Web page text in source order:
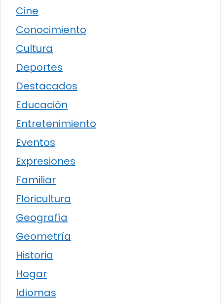
Cine
Conocimiento
Cultura
Deportes
Destacados
Educación
Entretenimiento
Eventos
Expresiones
Familiar
Floricultura
Geografía
Geometría
Historia
Hogar
Idiomas